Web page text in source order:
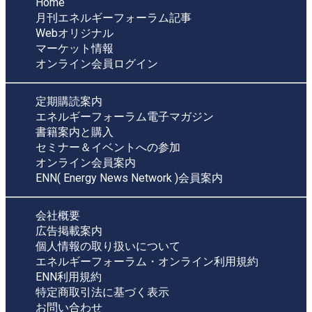
Home
月刊エネルギーフォーラム記事
Webオリジナル
マーケット情報
オンライン会員ログイン
定期購読案内
エネルギーフォーラム電子マガジン
書籍案内と購入
セミナー＆イベントへの参加
オンライン会員案内
ENN( Energy News Network )会員案内
会社概要
広告掲載案内
個人情報の取り扱いについて
エネルギーフォーラム・オンライン利用規約
ENN利用規約
特定商取引法に基づく表示
お問い合わせ